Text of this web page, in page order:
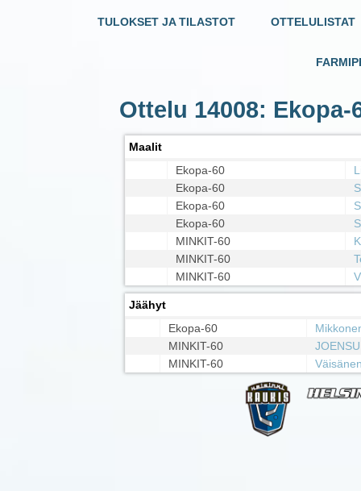
TULOKSET JA TILASTOT OTTELULISTAT
Ottelu 14008: Ekopa-
Maalit
Ekopa-60
Ekopa-60
Ekopa-60
Ekopa-60
MINKIT-60
MINKIT-60
MINKIT-60
Jäähyt
Ekopa-60
MINKIT-60
MINKIT-60